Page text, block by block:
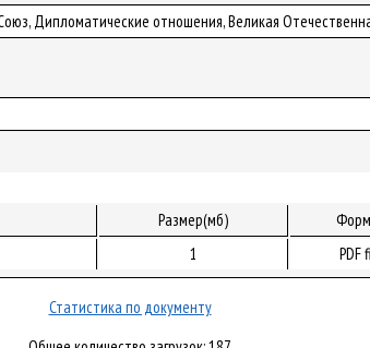
Дипломатические отношения, Великая
Размер(мб)
1 PDF
Статистика по документу